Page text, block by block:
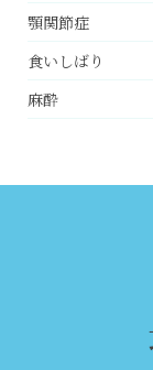
顎関節症
食いしばり
麻酔